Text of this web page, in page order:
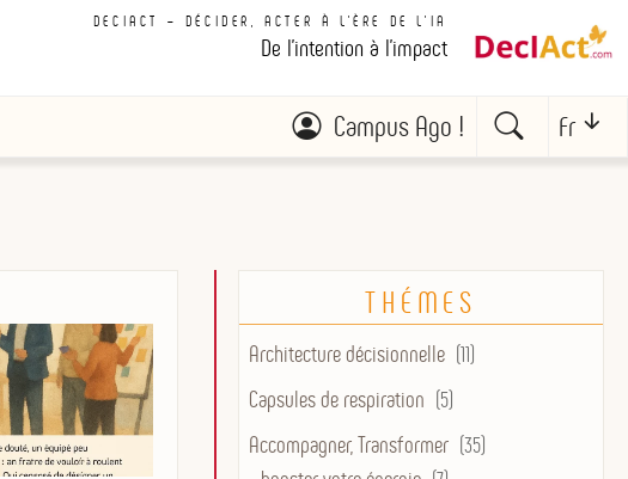
DECIACT – DÉCIDER, ACTER À L'ÈRE DE L'IA
De l'intention à l'impact
Campus Ago ! Fr
THÉMES
Architecture décisionnelle (11)
Capsules de respiration (5)
Accompagner, Transformer (35)